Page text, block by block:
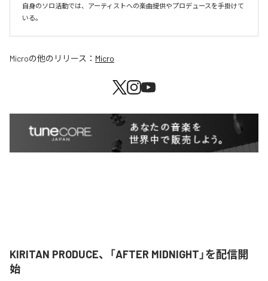
自身のソロ活動では、アーティストへの楽曲提供やプロデュースを手掛けて
いる。
Microの他のリリース： Micro
KIRITAN PRODUCE、「AFTER MIDNIGHT」を配信開
始